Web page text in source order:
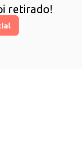
retirado!